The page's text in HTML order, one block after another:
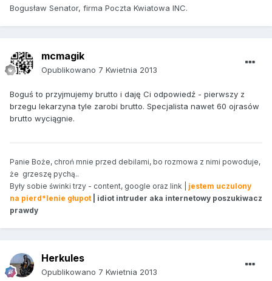
Bogusław Senator, firma Poczta Kwiatowa INC.
mcmagik
Opublikowano 7 Kwietnia 2013
Boguś to przyjmujemy brutto i daję Ci odpowiedź - pierwszy z
brzegu lekarzyna tyle zarobi brutto. Specjalista nawet 60 ojrasów
brutto wyciągnie.
Panie Boże, chroń mnie przed debilami, bo rozmowa z nimi powoduje,
że grzeszę pychą..
Były sobie świnki trzy - content, google oraz link | jestem uczulony
na pierd*lenie głupot | idiot intruder aka internetowy poszukiwacz
prawdy
Herkules
Opublikowano 7 Kwietnia 2013